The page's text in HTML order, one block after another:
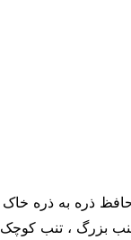
ذره به ذره خاک
بزرگ ، تنب کوچک